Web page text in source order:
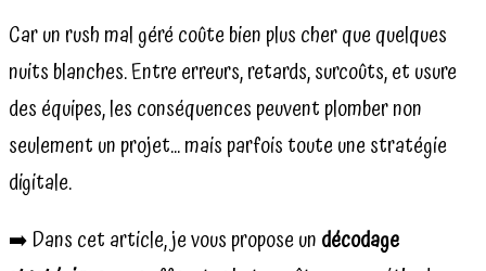
Car un rush mal géré coûte bien plus cher que quelques
nuits blanches. Entre erreurs, retards, surcoûts, et usure
des équipes, les conséquences peuvent plomber non
seulement un projet… mais parfois toute une stratégie
digitale.
➡️ Dans cet article, je vous propose undécodage